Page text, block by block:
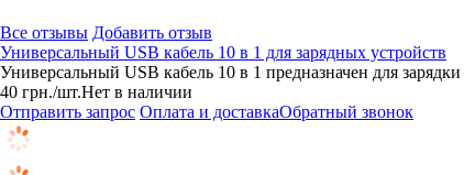
Все отзывы Добавить отзыв
Универсальный USB кабель 10 в 1 для зарядных устройств
Универсальный USB кабель 10 в 1 предназначен для
40 грн./шт.Нет в наличии
Отправить запрос Оплата и доставкаОбратный звонок